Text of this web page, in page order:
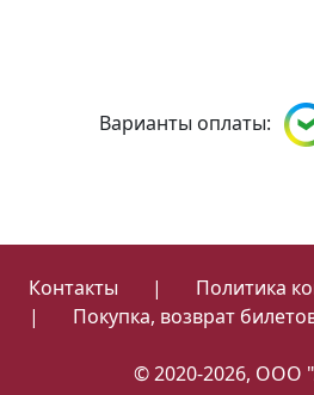
Варианты оплаты:
Контакты |
Политика
|
Покупка, возврат
© 2020-2026, ООО